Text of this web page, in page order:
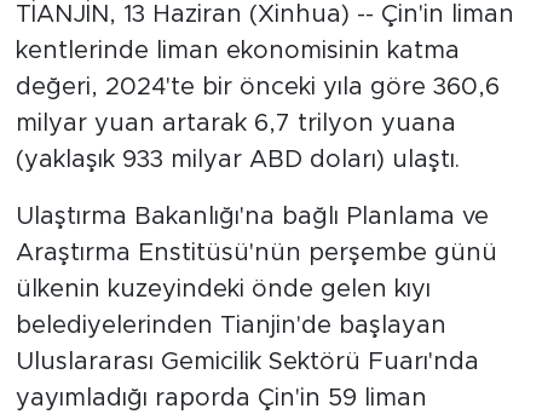
TİANJİN, 13 Haziran (Xinhua) -- Çin'in liman
kentlerinde liman ekonomisinin katma
değeri, 2024'te bir önceki yıla göre 360,6
milyar yuan artarak 6,7 trilyon yuana
(yaklaşık 933 milyar ABD doları) ulaştı.
Ulaştırma Bakanlığı'na bağlı Planlama ve
Araştırma Enstitüsü'nün perşembe günü
ülkenin kuzeyindeki önde gelen kıyı
belediyelerinden Tianjin'de başlayan
Uluslararası Gemicilik Sektörü Fuarı'nda
yayımladığı raporda Çin'in 59 liman
Xinhua
Xinhua Türkiye
Seyahat